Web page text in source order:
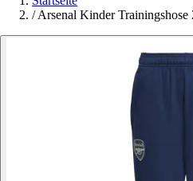
/ Arsenal Kinder Trainingshose